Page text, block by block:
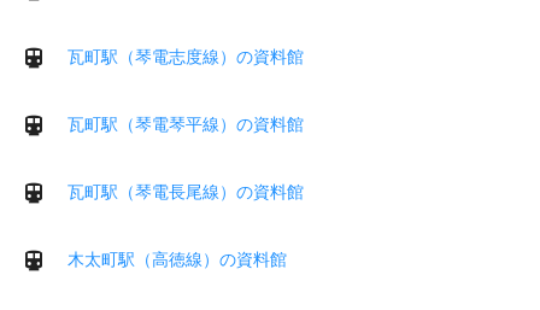
瓦町駅（琴電志度線）の資料館
瓦町駅（琴電琴平線）の資料館
瓦町駅（琴電長尾線）の資料館
木太町駅（高徳線）の資料館